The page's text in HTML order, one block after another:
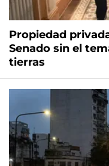
Propiedad
Senado sin el
tierras